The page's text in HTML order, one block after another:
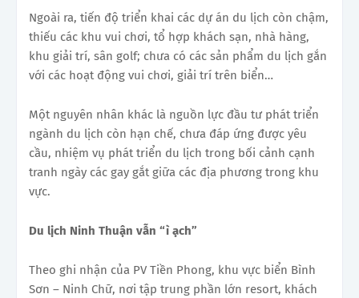
Ngoài ra, tiến độ triển khai các dự án du lịch còn chậm,
thiếu các khu vui chơi, tổ hợp khách sạn, nhà hàng,
khu giải trí, sân golf; chưa có các sản phẩm du lịch gắn
với các hoạt động vui chơi, giải trí trên biển…
Một nguyên nhân khác là nguồn lực đầu tư phát triển
ngành du lịch còn hạn chế, chưa đáp ứng được yêu
cầu, nhiệm vụ phát triển du lịch trong bối cảnh cạnh
tranh ngày các gay gắt giữa các địa phương trong khu
vực.
Du lịch Ninh Thuận vẫn “ì ạch”
Theo ghi nhận của PV Tiền Phong, khu vực biển Bình
Sơn – Ninh Chữ, nơi tập trung phần lớn resort, khách